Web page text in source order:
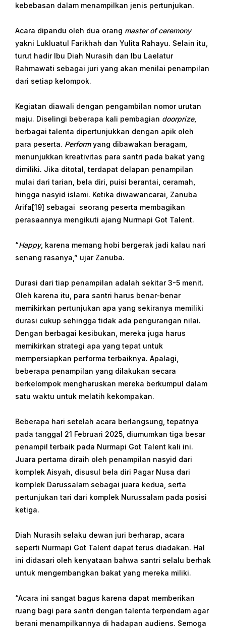
kebebasan dalam menampilkan jenis pertunjukan.
Acara dipandu oleh dua orang master of ceremony
yakni Lukluatul Farikhah dan Yulita Rahayu. Selain itu,
turut hadir Ibu Diah Nurasih dan Ibu Laelatur
Rahmawati sebagai juri yang akan menilai penampilan
dari setiap kelompok.
Kegiatan diawali dengan pengambilan nomor urutan
maju. Diselingi beberapa kali pembagian doorprize,
berbagai talenta dipertunjukkan dengan apik oleh
para peserta. Performyang dibawakan beragam,
menunjukkan kreativitas para santri pada bakat yang
dimiliki. Jika ditotal, terdapat delapan penampilan
mulai dari tarian, bela diri, puisi berantai, ceramah,
hingga nasyid islami. Ketika diwawancarai, Zanuba
Arifa[19] sebagai seorang peserta membagikan
perasaannya mengikuti ajang Nurmapi Got Talent.
“Happy, karena memang hobi bergerak jadi kalau nari
senang rasanya,” ujar Zanuba.
Durasi dari tiap penampilan adalah sekitar 3-5 menit.
Oleh karena itu, para santri harus benar-benar
memikirkan pertunjukan apa yang sekiranya memiliki
durasi cukup sehingga tidak ada pengurangan nilai.
Dengan berbagai kesibukan, mereka juga harus
memikirkan strategi apa yang tepat untuk
mempersiapkan performa terbaiknya. Apalagi,
beberapa penampilan yang dilakukan secara
berkelompok mengharuskan mereka berkumpul dalam
satu waktu untuk melatih kekompakan.
Beberapa hari setelah acara berlangsung, tepatnya
pada tanggal 21 Februari 2025, diumumkan tiga besar
penampil terbaik pada Nurmapi Got Talent kali ini.
Juara pertama diraih oleh penampilan nasyid dari
komplek Aisyah, disusul bela diri Pagar Nusa dari
komplek Darussalam sebagai juara kedua, serta
pertunjukan tari dari komplek Nurussalam pada posisi
ketiga.
Diah Nurasih selaku dewan juri berharap, acara
seperti Nurmapi Got Talent dapat terus diadakan. Hal
ini didasari oleh kenyataan bahwa santri selalu berhak
untuk mengembangkan bakat yang mereka miliki.
“Acara ini sangat bagus karena dapat memberikan
ruang bagi para santri dengan talenta terpendam agar
berani menampilkannya di hadapan audiens. Semoga